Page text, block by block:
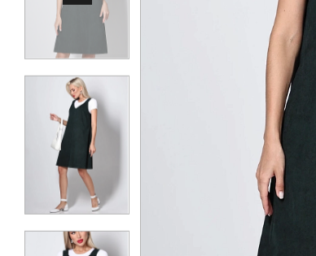
СКИДКИ
ЧАСТО ЗАДАВАЕМЫЕ ВОПРОСЫ
ОПТОВЫМ ПОКУПАТЕЛЯМ
РОЗНИЧНЫМ ПОКУПАТЕЛЯМ
ДОСТАВКА